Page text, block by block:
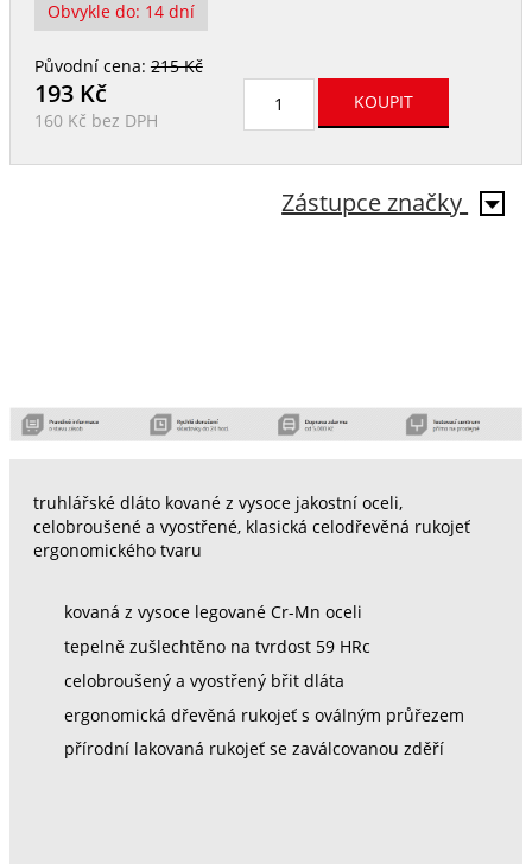
Obvykle do: 14 dní
Původní cena:215 Kč
193Kč
160 Kč bez DPH
Zástupce značky
truhlářské dláto kované z vysoce jakostní oceli,
celobroušené a vyostřené, klasická celodřevěná rukojeť
ergonomického tvaru
kovaná z vysoce legované Cr-Mn oceli
tepelně zušlechtěno na tvrdost 59 HRc
celobroušený a vyostřený břit dláta
ergonomická dřevěná rukojeť s oválným průřezem
přírodní lakovaná rukojeť se zaválcovanou zděří